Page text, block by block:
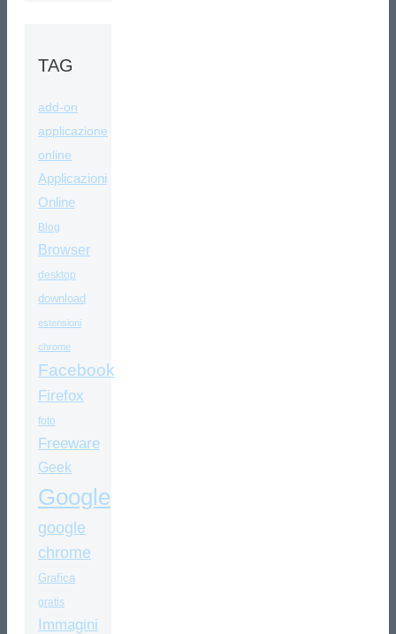
TAG
add-on
applicazione
online
Applicazioni
Online
Blog
Browser
desktop
download
estensioni
chrome
Facebook
Firefox
foto
Freeware
Geek
Google
google
chrome
Grafica
gratis
Immagini